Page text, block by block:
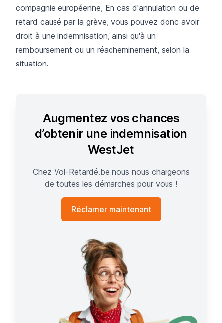
compagnie européenne, En cas d'annulation ou de
retard causé par la grève, vous pouvez donc avoir
droit à une indemnisation, ainsi qu'à un
remboursement ou un réacheminement, selon la
situation.
Augmentez vos chances
d’obtenir une indemnisation
WestJet
Chez Vol-Retardé.be nous nous chargeons
de toutes les démarches pour vous !
Réclamer maintenant